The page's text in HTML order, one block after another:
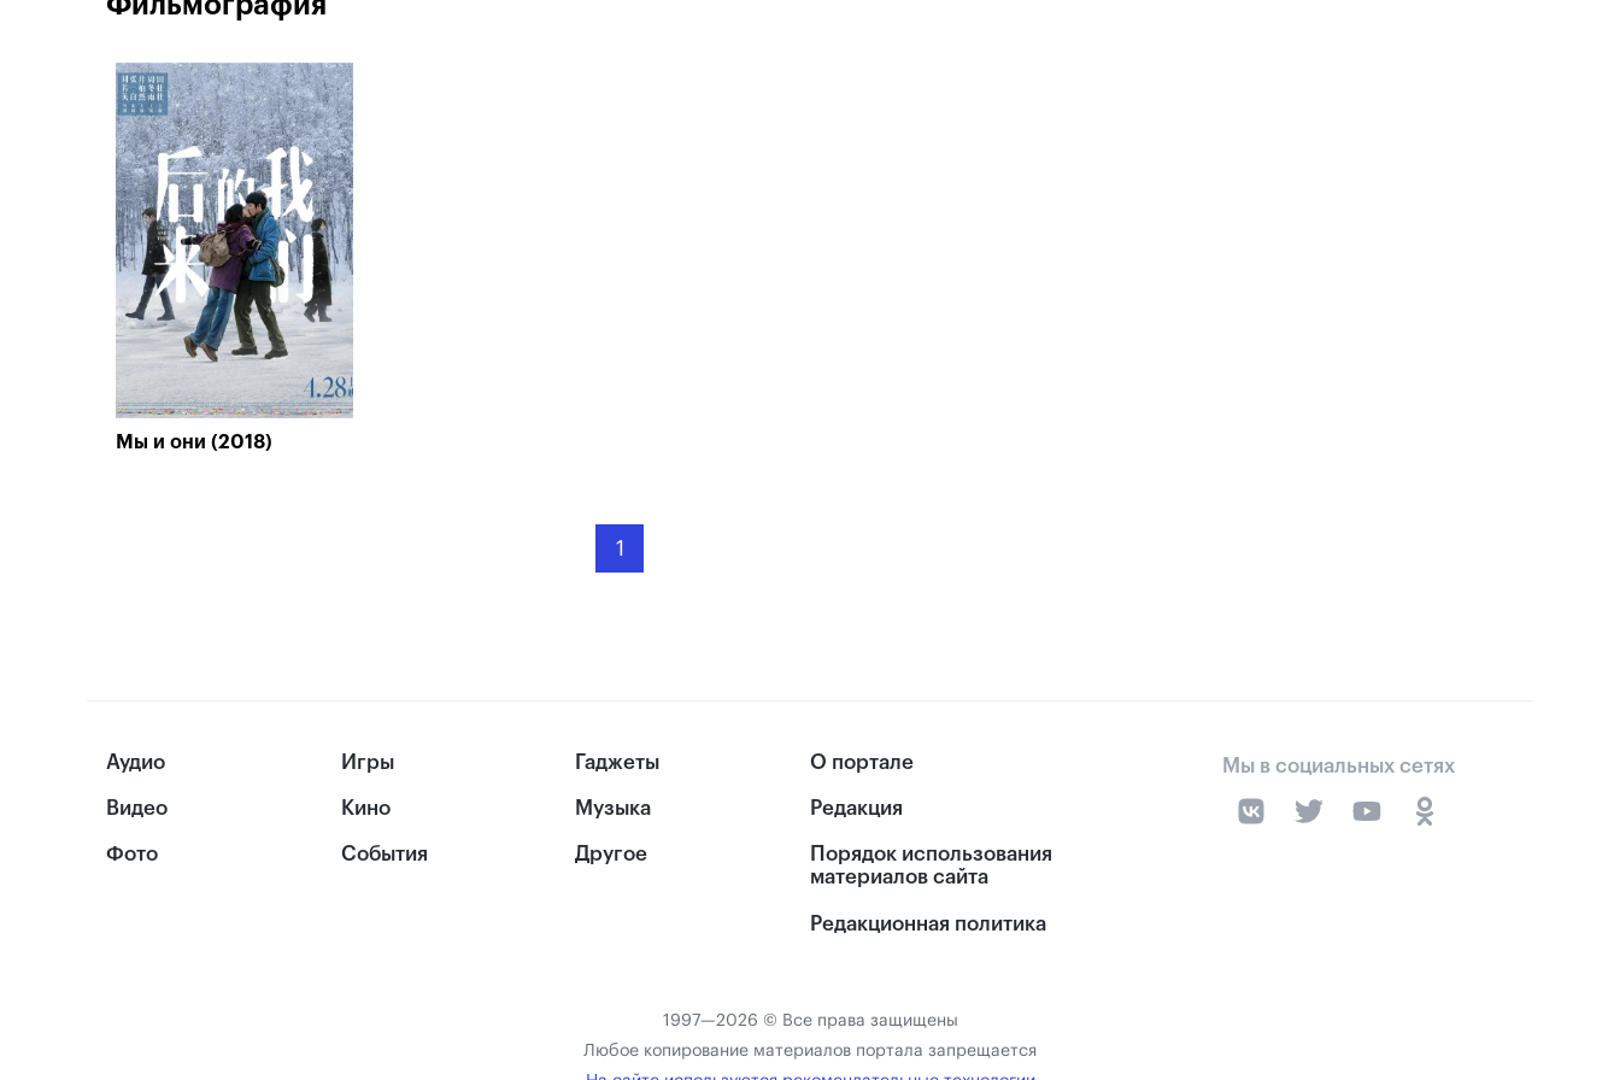
Мы и они (2018)
1
Аудио
Видео
Фото
Игры
Кино
События
Гаджеты
Музыка
Другое
О портале
Редакция
Порядок использования
материалов сайта
Редакционная политика
Мы в социальных сетях
1997—2026 © Все права защищены
Любое копирование материалов портала запрещается